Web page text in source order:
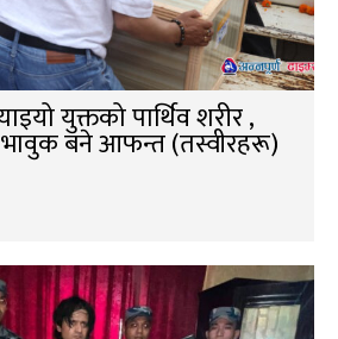
युक्तको पार्थिव शरीर ,
बने आफन्त (तस्वीरहरू)